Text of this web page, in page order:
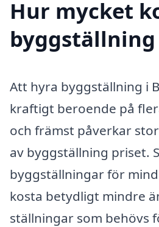
Hur mycket
Att hyra byggställning i
kraftigt beroende på
och främst påverkar
av byggställning priset.
byggställningar för
kosta betydligt mindre
ställningar som behövs